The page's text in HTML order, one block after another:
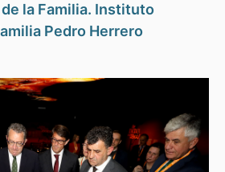
la Familia. Instituto
Pedro Herrero